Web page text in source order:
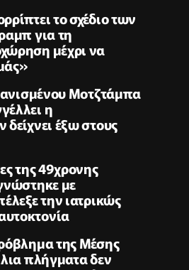
το σχέδιο των
για τη
μέχρι να
Μοτζτάμπα
η
έξω στους
της 49χρονης
με
την ιατρικώς
της Μέσης
πλήγματα δεν